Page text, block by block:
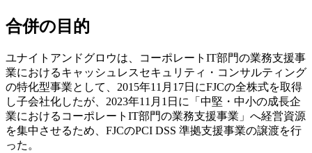
合併の目的
ユナイトアンドグロウは、コーポレートIT部門の業務支援事
業におけるキャッシュレスセキュリティ・コンサルティング
の特化型事業として、2015年11月17日にFJCの全株式を取得
し子会社化したが、2023年11月1日に「中堅・中小の成長企
業におけるコーポレートIT部門の業務支援事業」へ経営資源
を集中させるため、FJCのPCI DSS 準拠支援事業の譲渡を行
った。